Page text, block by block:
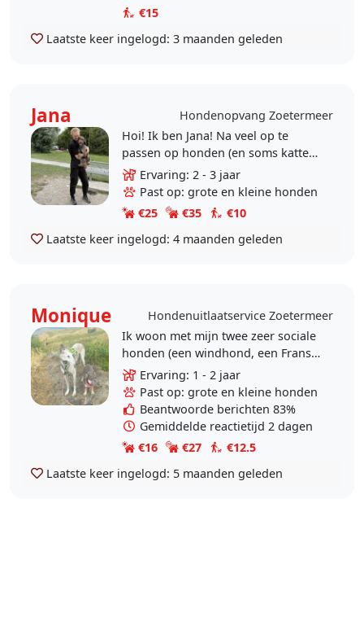
€15
Laatste keer ingelogd: 3 maanden geleden
Jana
Hondenopvang Zoetermeer
Hoi! Ik ben Jana! Na veel op te
passen op honden (en soms katten)
van kennissen en kennissen van
kennissen dacht ik dat het tijd was
om dit vaker en..
Ervaring: 2 - 3 jaar
Past op: grote en kleine honden
€25
€35
€10
Laatste keer ingelogd: 4 maanden geleden
Monique
Hondenuitlaatservice Zoetermeer
Ik woon met mijn twee zeer sociale
honden (een windhond, een Franse
Bulldog) in Seghwaert, vlakbij
Noord Aa en Weidse Weide. Hou
van lange..
Ervaring: 1 - 2 jaar
Past op: grote en kleine honden
Beantwoorde berichten 83%
Gemiddelde reactietijd 2 dagen
€16
€27
€12.5
Laatste keer ingelogd: 5 maanden geleden